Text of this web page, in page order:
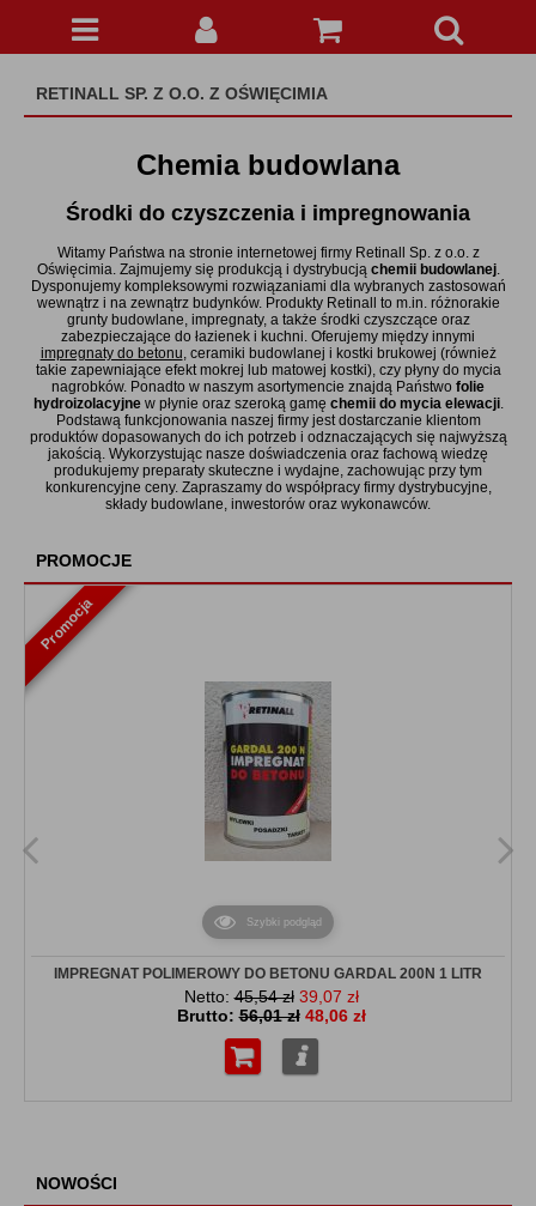
Kategorie
Impregnaty do ceramiki budowlanej
Impregnaty do kostki brukowej
Impregnaty do nagrobków
Impregnaty do piaskowca
Płyn do mycia nagrobków
Środki czyszczące
Folie w płynie
Polityka cookies
Polityka prywatności
Zaloguj się
Ilość 0 Wartość 0,00 zł
RETINALL SP. Z O.O. Z OŚWIĘCIMIA
Chemia budowlana
Środki do czyszczenia i impregnowania
Witamy Państwa na stronie internetowej firmy Retinall Sp. z o.o. z
Oświęcimia. Zajmujemy się produkcją i dystrybucją chemii budowlanej.
Dysponujemy kompleksowymi rozwiązaniami dla wybranych zastosowań
wewnątrz i na zewnątrz budynków. Produkty Retinall to m.in. różnorakie
grunty budowlane, impregnaty, a także środki czyszczące oraz
zabezpieczające do łazienek i kuchni. Oferujemy między innymi
impregnaty do betonu, ceramiki budowlanej i kostki brukowej (również
takie zapewniające efekt mokrej lub matowej kostki), czy płyny do mycia
nagrobków. Ponadto w naszym asortymencie znajdą Państwo folie
hydroizolacyjnew płynie oraz szeroką gamę chemii do mycia elewacji.
Podstawą funkcjonowania naszej firmy jest dostarczanie klientom
produktów dopasowanych do ich potrzeb i odznaczających się najwyższą
jakością. Wykorzystując nasze doświadczenia oraz fachową wiedzę
produkujemy preparaty skuteczne i wydajne, zachowując przy tym
konkurencyjne ceny. Zapraszamy do współpracy firmy dystrybucyjne,
składy budowlane, inwestorów oraz wykonawców.
PROMOCJE
Promocja
Szybki podgląd
IMPREGNAT POLIMEROWY DO BETONU GARDAL 200N 1 LITR
Netto:45,54 zł 39,07 zł
Brutto:56,01 zł 48,06 zł
Więcej...
NOWOŚCI